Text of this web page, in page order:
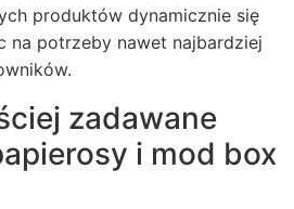
produktów dynamicznie się
na potrzeby nawet najbardziej
zadawane
i mod box